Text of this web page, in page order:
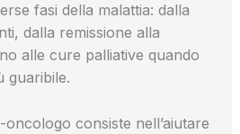
fasi della malattia: dalla
dalla remissione alla
alle cure palliative quando
guaribile.
consiste nell’aiutare